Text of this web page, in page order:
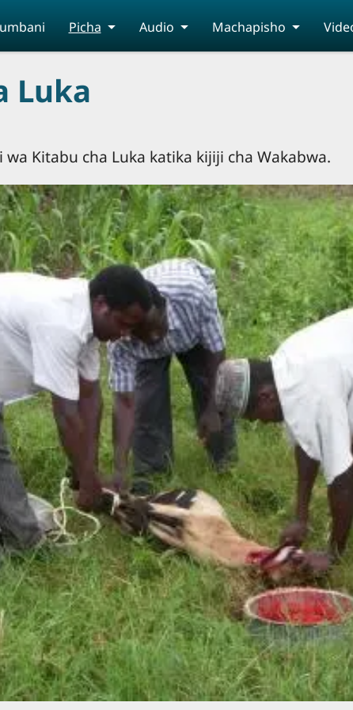
Picha Audio Machapisho
Luka
Kitabu cha Luka katika kijiji cha Wakabwa.